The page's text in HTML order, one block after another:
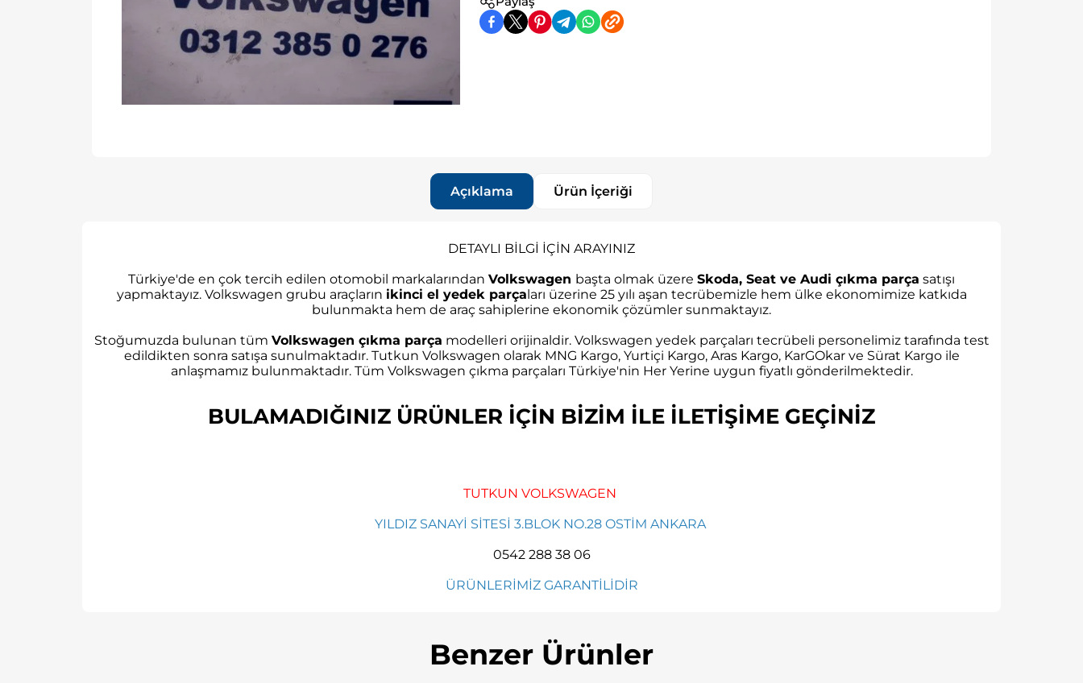
Açıklama Ürün İçeriği
DETAYLI BİLGİ İÇİN ARAYINIZ
Türkiye'de en çok tercih edilen otomobil markalarından Volkswagen başta olmak üzere Skoda, Seat ve Audi çıkma parça satışı
yapmaktayız. Volkswagen grubu araçların ikinci el yedek parçaları üzerine 25 yılı aşan tecrübemizle hem ülke ekonomimize katkıda
bulunmakta hem de araç sahiplerine ekonomik çözümler sunmaktayız.
Stoğumuzda bulunan tüm Volkswagen çıkma parça modelleri orijinaldir. Volkswagen yedek parçaları tecrübeli personelimiz tarafında test
edildikten sonra satışa sunulmaktadır. Tutkun Volkswagen olarak MNG Kargo, Yurtiçi Kargo, Aras Kargo, KarGOkar ve Sürat Kargo ile
anlaşmamız bulunmaktadır. Tüm Volkswagen çıkma parçaları Türkiye'nin Her Yerine uygun fiyatlı gönderilmektedir.
BULAMADIĞINIZ ÜRÜNLER İÇİN BİZİM İLE İLETİŞİME GEÇİNİZ​
TUTKUN VOLKSWAGEN
YILDIZ SANAYİ SİTESİ 3.BLOK NO.28 OSTİM ANKARA
0542 288 38 06
ÜRÜNLERİMİZ GARANTİLİDİR
Benzer Ürünler